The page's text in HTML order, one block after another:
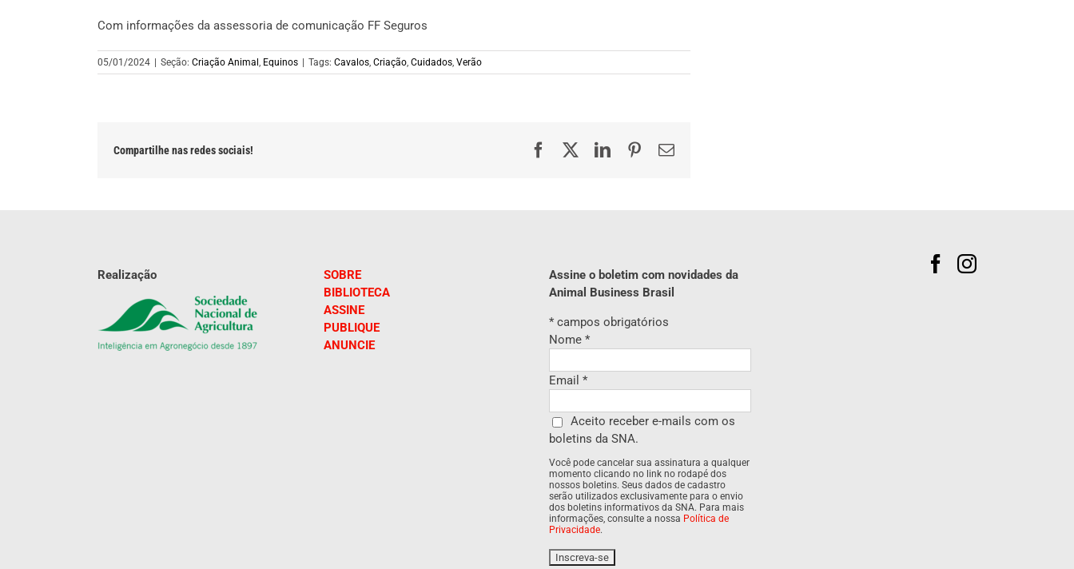
Com informações da assessoria de comunicação FF Seguros
05/01/2024 Seção: Criação Animal , Equinos Tags: Cavalos, Criação, Cuidados, Verão
Compartilhe nas redes sociais! FacebookLinkedInPinterest
E-
Realização
SOBRE
BIBLIOTECA
ASSINE
PUBLIQUE
ANUNCIE
Assine o boletim com novidades da
Animal Business Brasil
* campos obrigatórios
Nome *
Email *
Aceito receber e-mails com os
boletins da SNA.
Você pode cancelar sua assinatura a qualquer
momento clicando no link no rodapé dos
nossos boletins. Seus dados de cadastro
serão utilizados exclusivamente para o envio
dos boletins informativos da SNA. Para mais
informações, consulte a nossa Política de
Privacidade.